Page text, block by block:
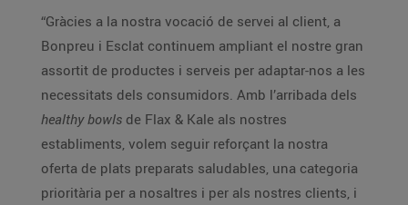
“Gràcies a la nostra vocació de servei al client, a
Bonpreu i Esclat continuem ampliant el nostre gran
assortit de productes i serveis per adaptar-nos a les
necessitats dels consumidors. Amb l’arribada dels
healthy bowls de Flax & Kale als nostres
establiments, volem seguir reforçant la nostra
oferta de plats preparats saludables, una categoria
prioritària per a nosaltres i per als nostres clients, i